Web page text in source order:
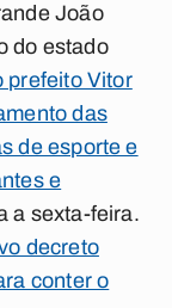
João
do estado
prefeito Vitor
das
de esporte e
e
a sexta-feira.
decreto
conter o